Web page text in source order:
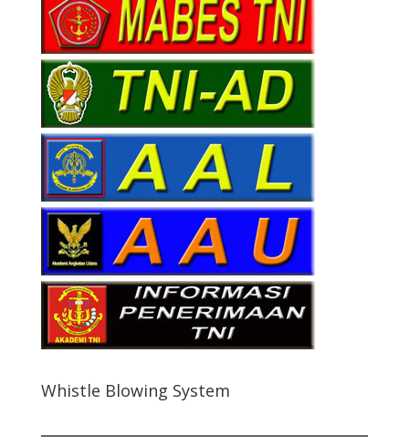
Whistle Blowing System